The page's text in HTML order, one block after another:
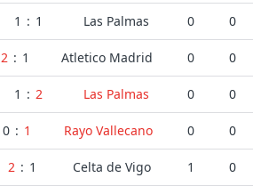
1 : 1 Las Palmas 0 0
2 : 1 Atletico Madrid 0 0
1 : 2 Las Palmas 0 0
0 : 1 Rayo Vallecano 0 0
2 : 1 Celta de Vigo 1 0